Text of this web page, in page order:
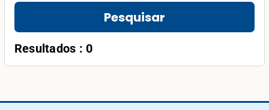
Pesquisar
Resultados : 0